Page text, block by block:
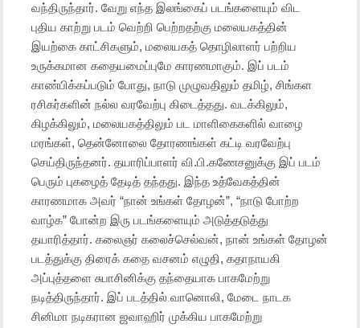
வந்திருந்தார். வேறு எந்த இலங்கைப் படங்களையும் விட
புதிய காற்று படம் வெற்றி பெற்றதற்கு மலையகத்தின்
இயற்கை காட்சிகளும், மலையகத் தொழிலாளர் பற்றிய
உருக்கமான கதையமைப்புமே காரணமாகும். இப் படம்
காண்பிக்கப்படும் போது, நாடு முழுவதிலும் தமிழ், சிங்கள
ரசிகர்களின் நல்ல வரவேற்பு கிடைத்தது. வடக்கிலும்,
கிழக்கிலும், மலையகத்திலும் பட மாளிகைகளில் வாழை
மரங்கள், தென்னோலை தோரணங்கள் கட்டி வரவேற்பு
செய்திருந்தனர். தயாரிப்பாளர் வி.பி.கணேசனுக்கு இப் படம்
பெரும் புகழைத் தேடித் தந்தது. இந்த உத்வேகத்தின்
காரணமாக அவர் “நான் உங்கள் தோழன்”, “நாடு போற்ற
வாழ்க” போன்ற இரு படங்களையும் அடுத்தடுத்து
தயாரித்தார். கலைஞர் கலைச்செல்வன், நான் உங்கள் தோழன்
படத்துக்கு திரைக் கதை வசனம் எழுதி, கதாநாயகி
அப்புத்தளை சுபாசினிக்கு தந்தையாக பாகமேற்று
நடித்திருந்தார். இப் படத்தில் வானொலி, மேடை நாடக
சினிமா நடிகரான ஜவாஹிர் முக்கிய பாகமேற்று